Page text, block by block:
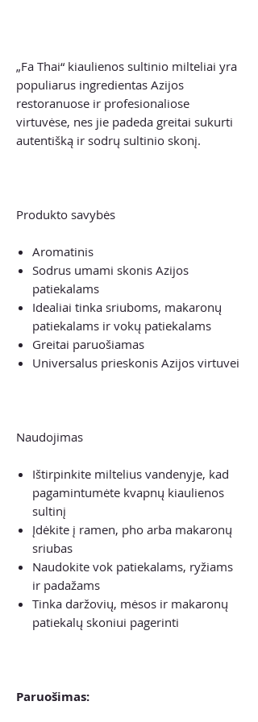
„Fa Thai“ kiaulienos sultinio milteliai yra
populiarus ingredientas Azijos
restoranuose ir profesionaliose
virtuvėse, nes jie padeda greitai sukurti
autentišką ir sodrų sultinio skonį.
Produkto savybės
Aromatinis
Sodrus umami skonis Azijos
patiekalams
Idealiai tinka sriuboms, makaronų
patiekalams ir vokų patiekalams
Greitai paruošiamas
Universalus prieskonis Azijos virtuvei
Naudojimas
Ištirpinkite miltelius vandenyje, kad
pagamintumėte kvapnų kiaulienos
sultinį
Įdėkite į ramen, pho arba makaronų
sriubas
Naudokite vok patiekalams, ryžiams
ir padažams
Tinka daržovių, mėsos ir makaronų
patiekalų skoniui pagerinti
Paruošimas: